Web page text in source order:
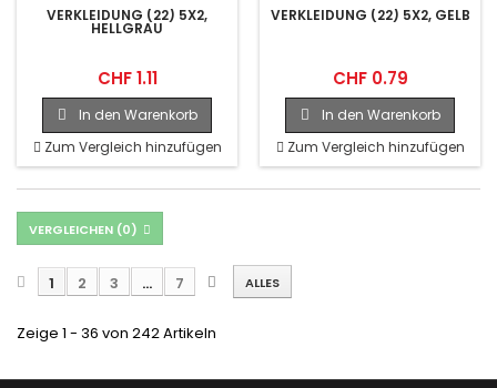
VERKLEIDUNG (22) 5X2,
HELLGRAU
CHF 1.11
In den Warenkorb
Zum Vergleich hinzufügen
VERKLEIDUNG (22) 5X2, GELB
CHF 0.79
In den Warenkorb
Zum Vergleich hinzufügen
VERGLEICHEN (0)
ALLES
1 2 3 ... 7
Zeige 1 - 36 von 242 Artikeln